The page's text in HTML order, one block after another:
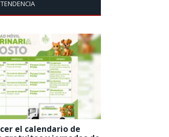
TENDENCIA